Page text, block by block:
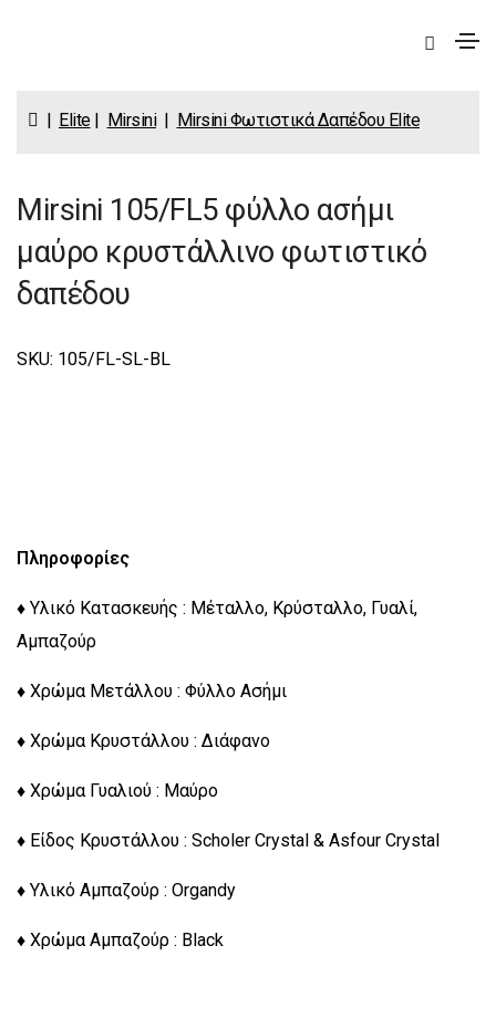
| Elite| Mirsini| Mirsini Φωτιστικά Δαπέδου Elite
Mirsini 105/FL5 φύλλο ασήμι
μαύρο κρυστάλλινο φωτιστικό
δαπέδου
SKU: 105/FL-SL-BL
Πληροφορίες
♦ Υλικό Κατασκευής : Μέταλλο, Κρύσταλλο, Γυαλί,
Αμπαζούρ
♦ Χρώμα Μετάλλου : Φύλλο Ασήμι
♦ Χρώμα Κρυστάλλου : Διάφανο
♦ Χρώμα Γυαλιού : Μαύρο
♦ Είδος Κρυστάλλου : Scholer Crystal & Asfour Crystal
♦ Υλικό Αμπαζούρ : Organdy
♦ Χρώμα Αμπαζούρ : Black